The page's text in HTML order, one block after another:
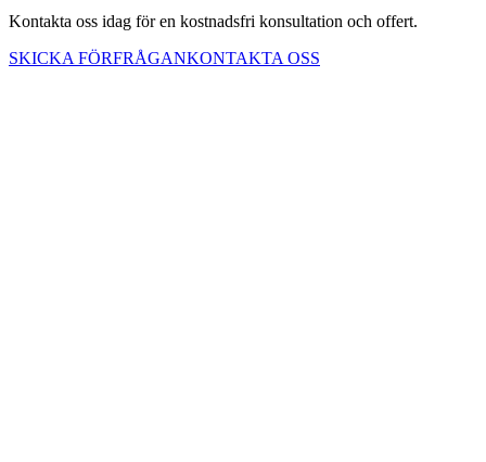
Kontakta oss idag för en kostnadsfri konsultation och offert.
SKICKA FÖRFRÅGANKONTAKTA OSS